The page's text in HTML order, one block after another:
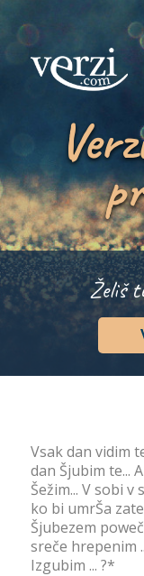
Želiš
Vsak dan vidim
dan Šjubim te...
Šežim... V sobi
ko bi umrŠa
Šjubezem
sreče hrepenim
Izgubim ... ?*